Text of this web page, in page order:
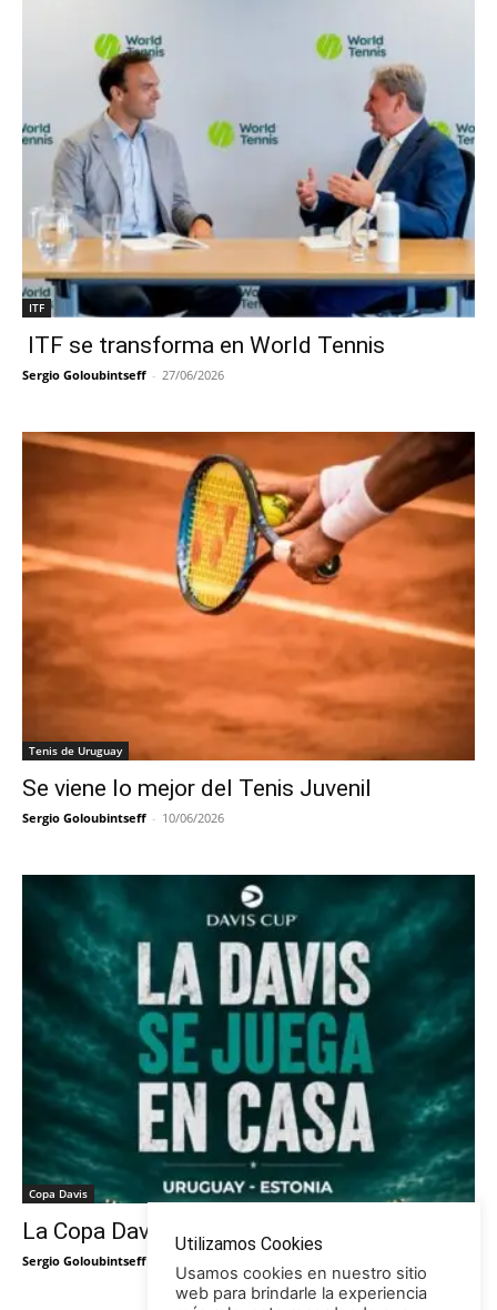
ITF
ITF se transforma en World Tennis
Sergio Goloubintseff - 27/06/2026
Tenis de Uruguay
Se viene lo mejor del Tenis Juvenil
Sergio Goloubintseff - 10/06/2026
Copa Davis
La Copa Davis vuelve al Círculo
Sergio Goloubintseff
Utilizamos Cookies
Usamos cookies en nuestro sitio
web para brindarle la experiencia